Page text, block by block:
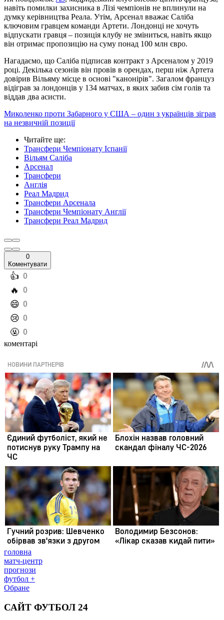
навіть помилки захисника в Лізі чемпіонів не вплинули на
думку керівництва Реала. Утім, Арсенал вважає Саліба
ключовим гравцем команди Артети. Лондонці не хочуть
відпускати гравця – позиція клубу не зміниться, навіть якщо
він отримає пропозицію на суму понад 100 млн євро.
Нагадаємо, що Саліба підписав контракт з Арсеналом у 2019
році. Декілька сезонів він провів в орендах, перш ніж Артета
довірив Вільяму місце в основі "канонірів". Загалом француз
відіграв за лондонців у 134 матчах, в яких забив сім голів та
віддав два асисти.
Миколенко проти Забарного у США – один з українців зіграв
на незвичній позиції
Читайте ще:
Трансфери Чемпіонату Іспанії
Вільям Саліба
Арсенал
Трансфери
Англія
Реал Мадрид
Трансфери Арсенала
Трансфери Чемпіонату Англії
Трансфери Реал Мадрид
0
Коментувати
️👍 0
️🔥 0
️😄 0
️😢 0
️🤬 0
коментарі
головна
матч-центр
прогнози
футбол +
Обране
САЙТ ФУТБОЛ 24